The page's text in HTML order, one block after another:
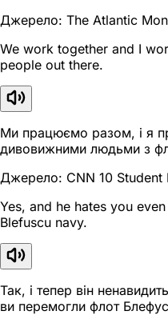
Джерело: The Atlantic
We work together and I
people out there.
Ми працюємо разом, і я
дивовижними людьми з
Джерело: CNN 10 Student
Yes, and he hates you
Blefuscu navy.
Так, і тепер він
ви перемогли флот